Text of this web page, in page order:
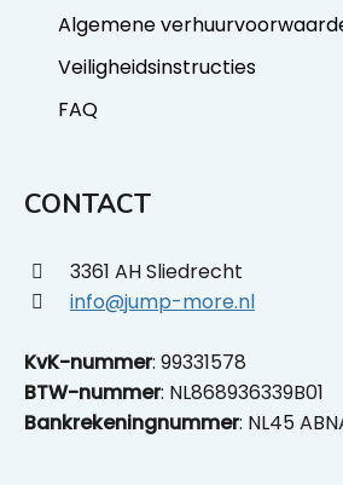
Algemene
Veiligheidsinstructies
FAQ
CONTACT
3361 AH Sliedrecht
info@jump-more.nl
KvK-nummer: 99331578
BTW-nummer: NL868936339B01
Bankrekeningnummer: NL45